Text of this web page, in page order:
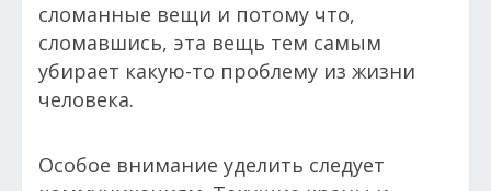
сломанные вещи и потому что,
сломавшись, эта вещь тем самым
убирает какую-то проблему из жизни
человека.
Особое внимание уделить следует